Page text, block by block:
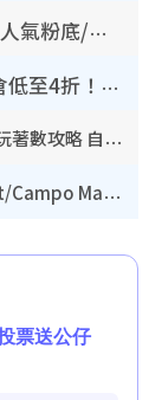
CHANEL美妝限時減價低至3折！人氣粉底/唇膏/精華液低至$275！COCO香水都有平
開倉優惠｜尖沙咀名牌行李箱開倉低至4折！一連5日 American Tourister/ace./Hallmark $200起！
【8月生日優惠2026】全港85大食買玩著數攻略 自助餐/火鍋放題同行免費＋誠品/DONKI送現金券
開倉優惠｜銅鑼灣時代廣場Doughnut/Campo Marzio開倉低至1折！背囊、書包、手袋劈價$200起